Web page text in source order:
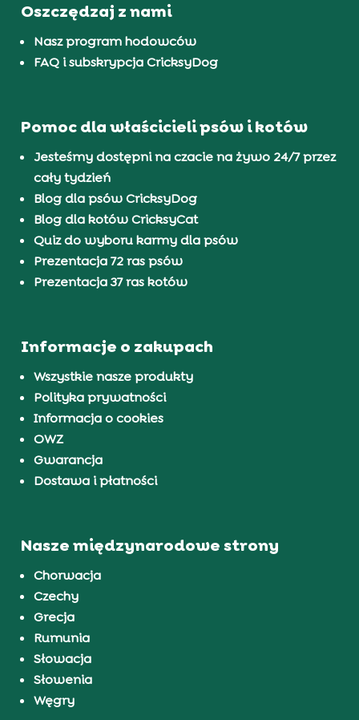
Oszczędzaj z nami
Nasz program hodowców
FAQ i subskrypcja CricksyDog
Pomoc dla właścicieli psów i kotów
Jesteśmy dostępni na czacie na żywo 24/7 przez
cały tydzień
Blog dla psów CricksyDog
Blog dla kotów CricksyCat
Quiz do wyboru karmy dla psów
Prezentacja 72 ras psów
Prezentacja 37 ras kotów
Informacje o zakupach
Wszystkie nasze produkty
Polityka prywatności
Informacja o cookies
OWZ
Gwarancja
Dostawa i płatności
Nasze międzynarodowe strony
Chorwacja
Czechy
Grecja
Rumunia
Słowacja
Słowenia
Węgry